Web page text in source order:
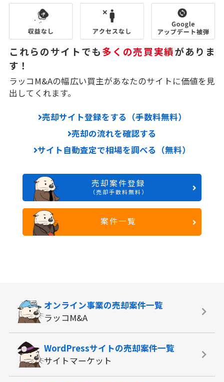
これらのサイトでも多くの売買実績がありま
す！
ラッコM&Aの幅広い買主があなたのサイトに価値を見
出してくれます。
売却サイト登録をする（手数料無料）
売却の流れを確認する
サイト自動査定で相場を調べる（無料）
売却案件登録
（売却手数料無料）
案件一覧
オンライン事業の売却案件一覧
ラッコM&A
WordPressサイトの売却案件一覧
サイトマーケット